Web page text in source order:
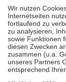
höchstens zehn
Kosten der
Diese Regeln
Bei Heilmitteln
Zuzahlung zehn
Verordnung.
Um das
stärken und die